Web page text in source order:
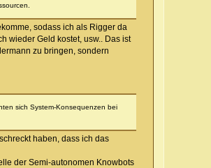
sodass ich als Rigger da
wieder Geld kostet, usw.. Das ist
zu bringen, sondern
sich System-Konsequenzen bei
haben, dass ich das
der Semi-autonomen Knowbots